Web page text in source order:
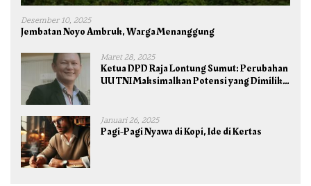
Desember 10, 2025
Jembatan Noyo Ambruk, Warga Menanggung
Maret 28, 2025
Ketua DPD Raja Lontung Sumut: Perubahan
UU TNI Maksimalkan Potensi yang Dimiliki
Januari 26, 2025
Pagi-Pagi Nyawa di Kopi, Ide di Kertas